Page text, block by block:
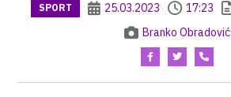
SPORT 25.03.2023 17:23
Branko Obradović